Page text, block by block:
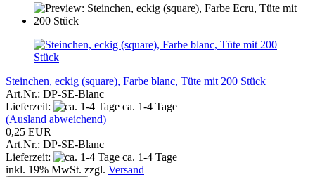
Steinchen, eckig (square), Farbe blanc, Tüte mit 200 Stück
Art.Nr.: DP-SE-Blanc
Lieferzeit:
ca. 1-4 Tage
(Ausland abweichend)
0,25 EUR
Art.Nr.: DP-SE-Blanc
Lieferzeit:
ca. 1-4 Tage
inkl. 19% MwSt. zzgl. Versand